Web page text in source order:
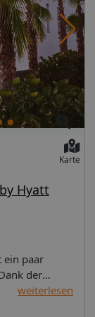
- Kajak -
-
- Tauchen
- Driving
-
-
Karte
Hyatt
ein paar
der
ein
weiterlesen